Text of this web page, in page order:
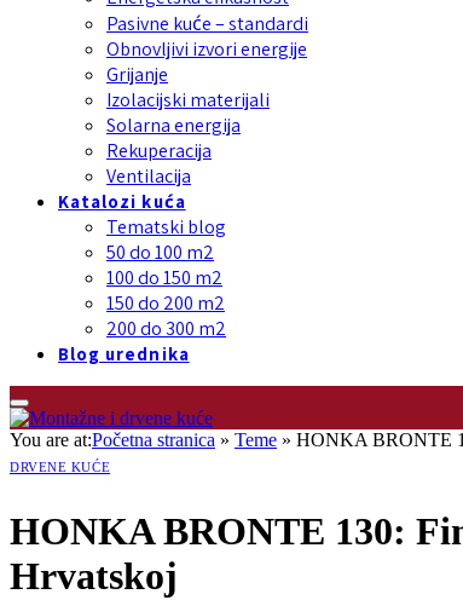
Pasivne kuće – standardi
Obnovljivi izvori energije
Grijanje
Izolacijski materijali
Solarna energija
Rekuperacija
Ventilacija
Katalozi kuća
Tematski blog
50 do 100 m2
100 do 150 m2
150 do 200 m2
200 do 300 m2
Blog urednika
You are at:Početna stranica » Teme » HONKA BRONTE
DRVENE KUĆE
HONKA BRONTE 130:
Hrvatskoj